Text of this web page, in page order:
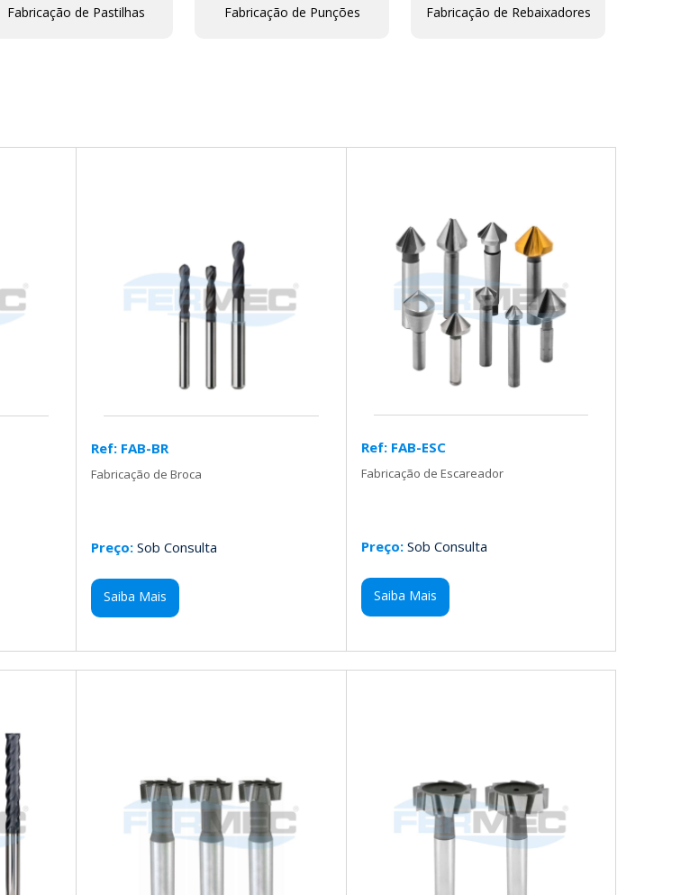
Fabricação de Pastilhas Fabricação de Punções Fabricação de Rebaixadores
Ref: FAB-BR
Fabricação de Broca
Preço: Sob Consulta
Saiba Mais
Ref: FAB-ESC
Fabricação de Escareador
Preço: Sob Consulta
Saiba Mais